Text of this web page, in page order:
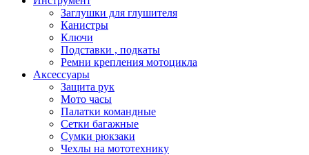
Заглушки для глушителя
Канистры
Ключи
Подставки , подкаты
Ремни крепления мотоцикла
Аксессуары
Защита рук
Мото часы
Палатки командные
Сетки багажные
Сумки рюкзаки
Чехлы на мототехнику